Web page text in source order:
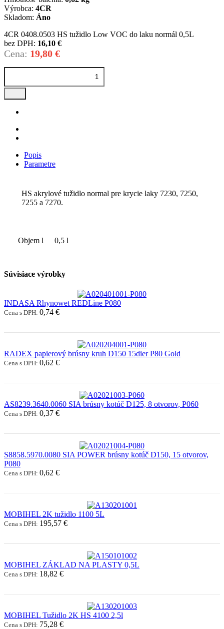
Výrobca: 4CR
Skladom: Áno
4CR 0408.0503 HS tužidlo Low VOC do laku normál 0,5L
bez DPH: 16,10 €
Cena: 19,80 €
Popis
Parametre
HS akrylové tužidlo normal pre krycie laky 7230, 7250,
7255 a 7270.
Objem l 0,5 l
Súvisiace výrobky
INDASA Rhynowet REDLine P080
Cena s DPH: 0,74 €
RADEX papierový brúsny kruh D150 15dier P80 Gold
Cena s DPH: 0,62 €
AS8239.3640.0060 SIA brúsny kotúč D125, 8 otvorov, P060
Cena s DPH: 0,37 €
S8858.5970.0080 SIA POWER brúsny kotúč D150, 15 otvorov,
P080
Cena s DPH: 0,62 €
MOBIHEL 2K tužidlo 1100 5L
Cena s DPH: 195,57 €
MOBIHEL ZÁKLAD NA PLASTY 0,5L
Cena s DPH: 18,82 €
MOBIHEL Tužidlo 2K HS 4100 2,5l
Cena s DPH: 75,28 €